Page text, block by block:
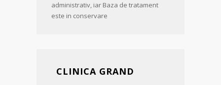
administrativ, iar Baza de tratament
este in conservare
CLINICA GRAND